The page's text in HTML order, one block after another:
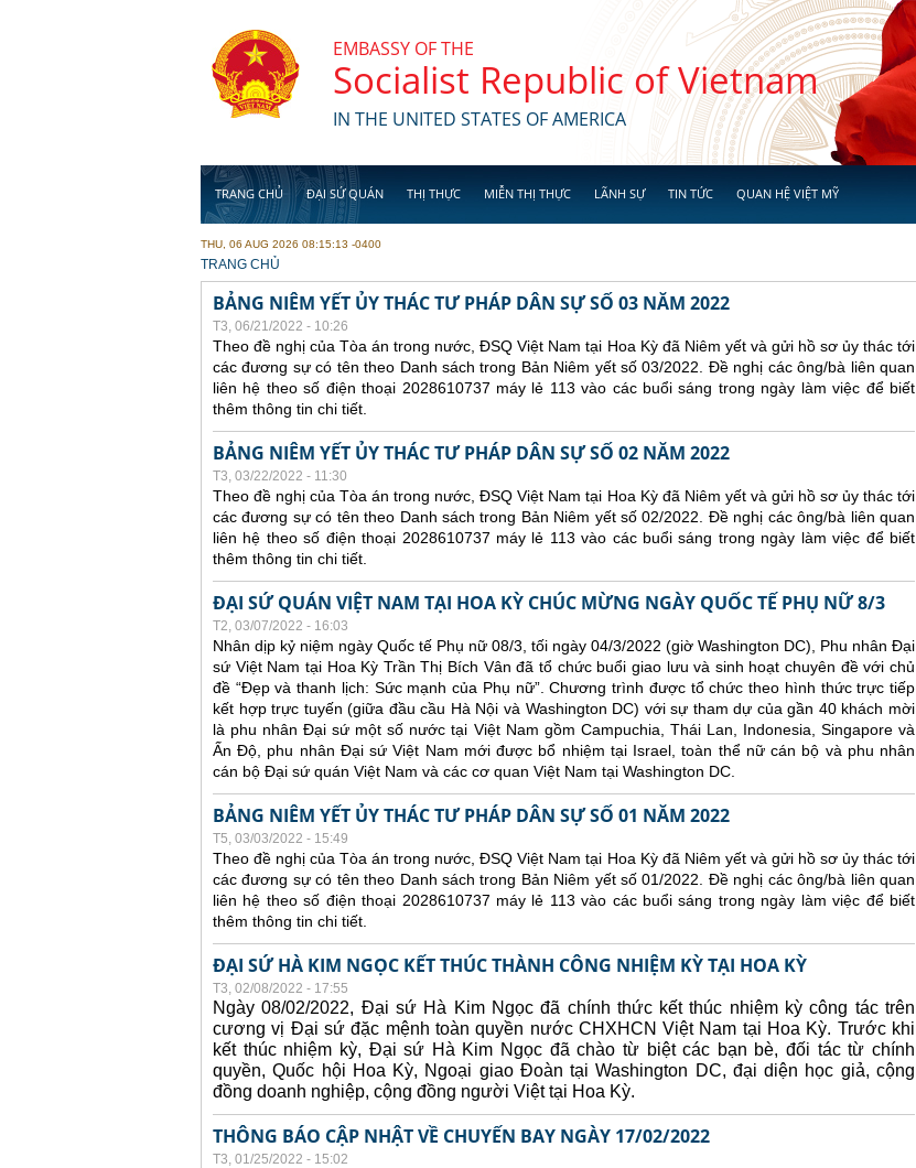
EMBASSY OF THE
Socialist Republic of Vietnam
IN THE UNITED STATES OF AMERICA
TRANG CHỦ ĐẠI SỨ QUÁN THỊ THỰC MIỄN THỊ THỰC LÃNH SỰ TIN TỨC QUAN HỆ VIỆT MỸ
THU, 06 AUG 2026 08:15:13 -0400
YOU ARE HERE
TRANG CHỦ
BẢNG NIÊM YẾT ỦY THÁC TƯ PHÁP DÂN SỰ SỐ 03 NĂM 2022
T3, 06/21/2022 - 10:26
Theo đề nghị của Tòa án trong nước, ĐSQ Việt Nam tại Hoa Kỳ đã Niêm yết và gửi hồ sơ ủy thác tới
các đương sự có tên theo Danh sách trong Bản Niêm yết số 03/2022. Đề nghị các ông/bà liên quan
liên hệ theo số điện thoại 2028610737 máy lẻ 113 vào các buổi sáng trong ngày làm việc để biết
thêm thông tin chi tiết.
BẢNG NIÊM YẾT ỦY THÁC TƯ PHÁP DÂN SỰ SỐ 02 NĂM 2022
T3, 03/22/2022 - 11:30
Theo đề nghị của Tòa án trong nước, ĐSQ Việt Nam tại Hoa Kỳ đã Niêm yết và gửi hồ sơ ủy thác tới
các đương sự có tên theo Danh sách trong Bản Niêm yết số 02/2022. Đề nghị các ông/bà liên quan
liên hệ theo số điện thoại 2028610737 máy lẻ 113 vào các buổi sáng trong ngày làm việc để biết
thêm thông tin chi tiết.
ĐẠI SỨ QUÁN VIỆT NAM TẠI HOA KỲ CHÚC MỪNG NGÀY QUỐC TẾ PHỤ NỮ 8/3
T2, 03/07/2022 - 16:03
Nhân dịp kỷ niệm ngày Quốc tế Phụ nữ 08/3, tối ngày 04/3/2022 (giờ Washington DC), Phu nhân Đại
sứ Việt Nam tại Hoa Kỳ Trần Thị Bích Vân đã tổ chức buổi giao lưu và sinh hoạt chuyên đề với chủ
đề “Đẹp và thanh lịch: Sức mạnh của Phụ nữ”. Chương trình được tổ chức theo hình thức trực tiếp
kết hợp trực tuyến (giữa đầu cầu Hà Nội và Washington DC) với sự tham dự của gần 40 khách mời
là phu nhân Đại sứ một số nước tại Việt Nam gồm Campuchia, Thái Lan, Indonesia, Singapore và
Ấn Độ, phu nhân Đại sứ Việt Nam mới được bổ nhiệm tại Israel, toàn thể nữ cán bộ và phu nhân
cán bộ Đại sứ quán Việt Nam và các cơ quan Việt Nam tại Washington DC.
BẢNG NIÊM YẾT ỦY THÁC TƯ PHÁP DÂN SỰ SỐ 01 NĂM 2022
T5, 03/03/2022 - 15:49
Theo đề nghị của Tòa án trong nước, ĐSQ Việt Nam tại Hoa Kỳ đã Niêm yết và gửi hồ sơ ủy thác tới
các đương sự có tên theo Danh sách trong Bản Niêm yết số 01/2022. Đề nghị các ông/bà liên quan
liên hệ theo số điện thoại 2028610737 máy lẻ 113 vào các buổi sáng trong ngày làm việc để biết
thêm thông tin chi tiết.
ĐẠI SỨ HÀ KIM NGỌC KẾT THÚC THÀNH CÔNG NHIỆM KỲ TẠI HOA KỲ
T3, 02/08/2022 - 17:55
Ngày 08/02/2022, Đại sứ Hà Kim Ngọc đã chính thức kết thúc nhiệm kỳ công tác trên
cương vị Đại sứ đặc mệnh toàn quyền nước CHXHCN Việt Nam tại Hoa Kỳ. Trước khi
kết thúc nhiệm kỳ, Đại sứ Hà Kim Ngọc đã chào từ biệt các bạn bè, đối tác từ chính
quyền, Quốc hội Hoa Kỳ, Ngoại giao Đoàn tại Washington DC, đại diện học giả, cộng
đồng doanh nghiệp, cộng đồng người Việt tại Hoa Kỳ.
THÔNG BÁO CẬP NHẬT VỀ CHUYẾN BAY NGÀY 17/02/2022
T3, 01/25/2022 - 15:02